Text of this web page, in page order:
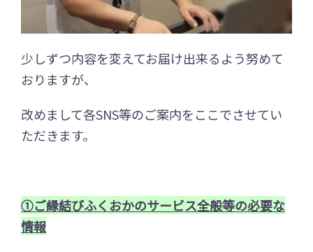
少しずつ内容を変えてお届け出来るよう努めて
おりますが、
改めまして各SNS等のご案内をここでさせてい
ただきます。
①ご縁結びふくおかのサービス全般等の必要な
情報